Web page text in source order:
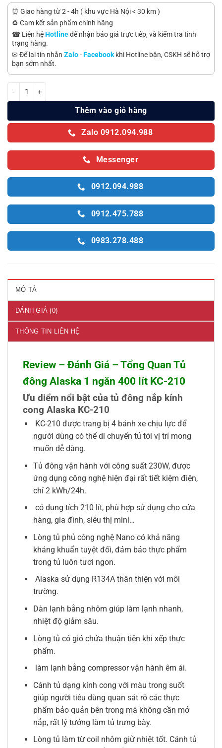
⏰ Giao hàng từ 2 - 4h ( khu vực Hà Nội < 30 km )
♻️ Cam kết sản phẩm chính hãng
☎ Liên hệHotlineđể nhận báo giá trực tiếp, và kiểm tra tình
trạng hàng.
✉ Để lại tin nhắn Zalo-Facebook khi Hotline bận, CSKH sẽ hỗ trợ
bạn sớm nhất.
Tủ đông Alaska 1 ngăn 400 lít KC-210 số lượng
Thêm vào giỏ hàng
Zalo 0912.094.988
Messenger
0912.094.988
0912.475.788
0983.278.488
MÔ TẢ
ĐÁNH GIÁ (0)
THÔNG TIN LIÊN HỆ
Review – Đánh Giá – Tổng Quan Tủ
đông Alaska 1 ngăn 400 lít KC-210
Ưu diểm nổi bật của tủ đông nắp kính
cong Alaska KC-210
KC-210 được trang bị 4 bánh xe chịu lực để
người dùng có thể di chuyển tủ tới vị trí mong
muốn dễ dàng.
Tủ đông vận hành với công suất 230W, được
ứng dụng công nghệ hiện đại rất tiết kiệm điện,
chỉ 2 kWh/24h.
có dung tích 210 lít, phù hợp sử dụng cho cửa
hàng, gia đình, siêu thị mini…
Lòng tủ phủ công nghệ Nano có khả năng
kháng khuẩn tuyệt đối, đảm bảo thực phẩm
trong tủ luôn tươi ngon.
Alaska sử dụng R134A thân thiện với môi
trường.
Dàn lạnh bằng nhôm giúp làm lạnh nhanh,
nhiệt độ giảm sâu.
Lòng tủ có giỏ chứa thuận tiện khi xếp thực
phẩm.
làm lạnh bằng compressor vận hành êm ái.
Cánh tủ dạng kính cong với màu trong suốt
giúp người tiêu dùng quan sát rõ các thực
phẩm bảo quản bên trong mà không cần mở
nắp, rất lý tưởng làm tủ trưng bày.
Lòng tủ làm từ coil nhôm giữ nhiệt tốt. Cánh tủ